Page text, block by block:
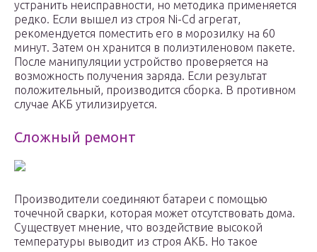
устранить неисправности, но методика применяется
редко. Если вышел из строя Ni-Cd агрегат,
рекомендуется поместить его в морозилку на 60
минут. Затем он хранится в полиэтиленовом пакете.
После манипуляции устройство проверяется на
возможность получения заряда. Если результат
положительный, производится сборка. В противном
случае АКБ утилизируется.
Сложный ремонт
Производители соединяют батареи с помощью
точечной сварки, которая может отсутствовать дома.
Существует мнение, что воздействие высокой
температуры выводит из строя АКБ. Но такое